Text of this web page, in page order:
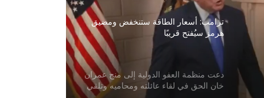
ترامب: أسعار الطاقة ستنخفض ومضيق
هرمز سيُفتح قريبًا
دعت منظمة العفو الدولية إلى منح عمران
خان الحق في لقاء عائلته ومحاميه وتلقي